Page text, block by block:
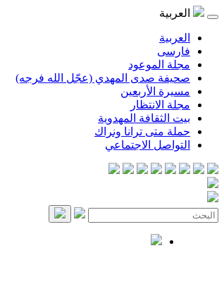
العربية
العربية
فارسی
مجلة الموعود
صحيفة صدى المهدي (عجّل الله فرجه)
مسيرة الأربعين
مجلة الانتظار
بيت الثقافة المهدوية
حملة متى ترانا ونراك
التواصل الاجتماعي